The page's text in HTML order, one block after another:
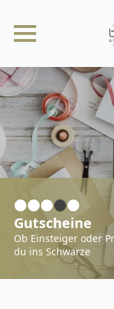
Gutscheine
Ob Einsteiger oder
du ins Schwarze